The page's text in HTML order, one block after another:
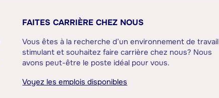
FAITES CARRIÈRE CHEZ NOUS
Vous êtes à la recherche d’un environnement de travail
stimulant et souhaitez faire carrière chez nous? Nous
avons peut-être le poste idéal pour vous.
Voyez les emplois disponibles